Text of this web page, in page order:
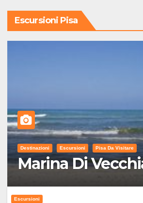
Escursioni Pisa
Destinazioni Escursioni Pisa Da Visitare
Marina Di
Escursioni